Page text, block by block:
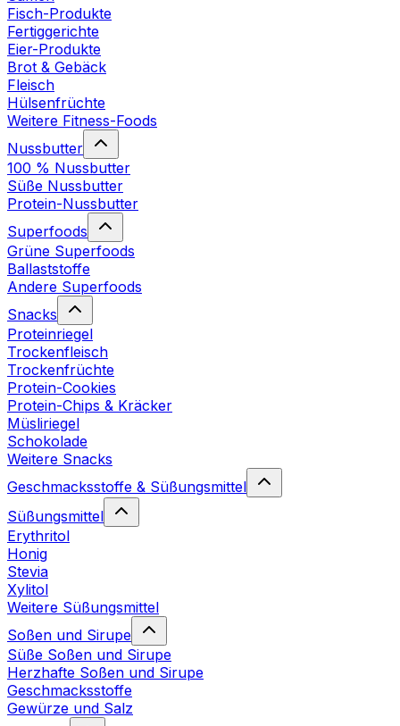
Fisch-Produkte
Fertiggerichte
Eier-Produkte
Brot & Gebäck
Fleisch
Hülsenfrüchte
Weitere Fitness-Foods
Nussbutter
100 % Nussbutter
Süße Nussbutter
Protein-Nussbutter
Superfoods
Grüne Superfoods
Ballaststoffe
Andere Superfoods
Snacks
Proteinriegel
Trockenfleisch
Trockenfrüchte
Protein-Cookies
Protein-Chips & Kräcker
Müsliriegel
Schokolade
Weitere Snacks
Geschmacksstoffe & Süßungsmittel
Süßungsmittel
Erythritol
Honig
Stevia
Xylitol
Weitere Süßungsmittel
Soßen und Sirupe
Süße Soßen und Sirupe
Herzhafte Soßen und Sirupe
Geschmacksstoffe
Gewürze und Salz